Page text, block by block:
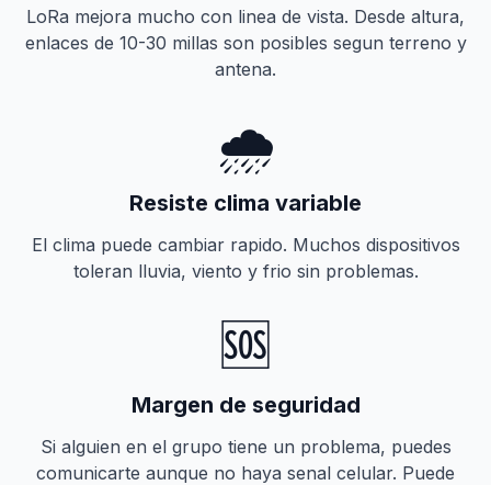
LoRa mejora mucho con linea de vista. Desde altura,
enlaces de 10-30 millas son posibles segun terreno y
antena.
🌧️
Resiste clima variable
El clima puede cambiar rapido. Muchos dispositivos
toleran lluvia, viento y frio sin problemas.
🆘
Margen de seguridad
Si alguien en el grupo tiene un problema, puedes
comunicarte aunque no haya senal celular. Puede